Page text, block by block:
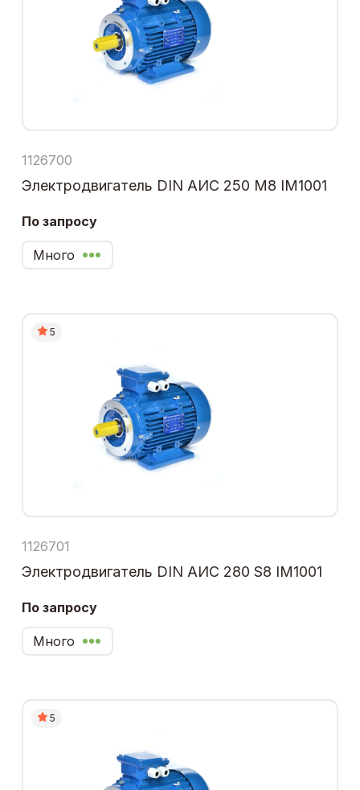
1126700
Электродвигатель DIN АИС 250 М8 IM1001
По запросу
Много
5
1126701
Электродвигатель DIN АИС 280 S8 IM1001
По запросу
Много
5